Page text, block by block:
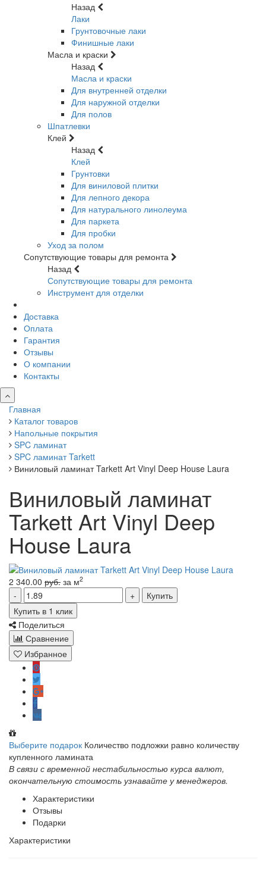
Назад
Лаки
Грунтовочные лаки
Финишные лаки
Масла и краски
Назад
Масла и краски
Для внутренней отделки
Для наружной отделки
Для полов
Шпатлевки
Клей
Назад
Клей
Грунтовки
Для виниловой плитки
Для лепного декора
Для натурального линолеума
Для паркета
Для пробки
Уход за полом
Сопутствующие товары для ремонта
Назад
Сопутствующие товары для ремонта
Инструмент для отделки
Доставка
Оплата
Гарантия
Отзывы
О компании
Контакты
Главная
Каталог товаров
Напольные покрытия
SPC ламинат
SPC ламинат Tarkett
Виниловый ламинат Tarkett Art Vinyl Deep House Laura
Виниловый ламинат
Tarkett Art Vinyl Deep
House Laura
2 340.00 руб. за м2
Купить
Купить в 1 клик
Поделиться
Сравнение
Избранное
Выберите подарок Количество подложки равно количеству
купленного ламината
В связи с временной нестабильностью курса валют,
окончательную стоимость узнавайте у менеджеров.
Характеристики
Отзывы
Подарки
Характеристики